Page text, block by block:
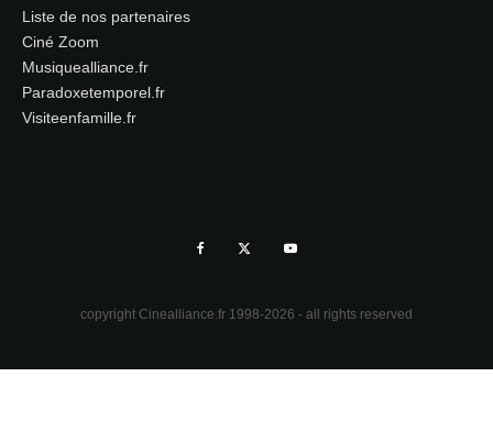
Liste de nos partenaires
Ciné Zoom
Musiquealliance.fr
Paradoxetemporel.fr
Visiteenfamille.fr
copyright Cinealliance.fr 1998-2026 - all rights reserved